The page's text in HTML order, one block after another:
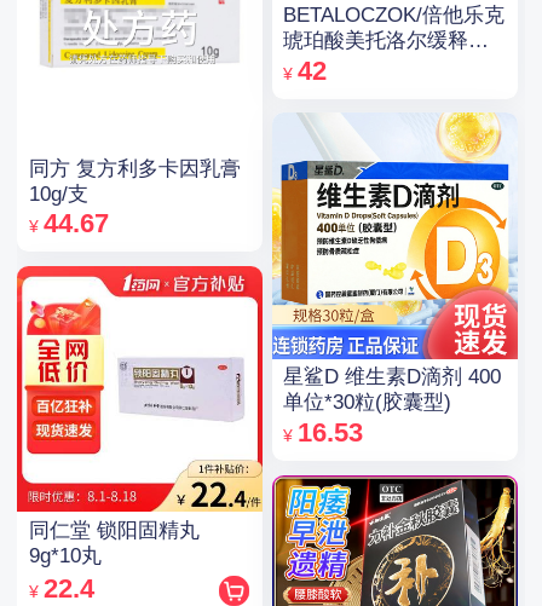
同方 复方利多卡因乳膏
10g/支
¥ 44.67
同仁堂 锁阳固精丸
9g*10丸
¥ 22.4
BETALOCZOK/倍他乐克
琥珀酸美托洛尔缓释片
47.5mg*14片*2板
¥ 42
星鲨D 维生素D滴剂 400
单位*30粒(胶囊型)
¥ 16.53